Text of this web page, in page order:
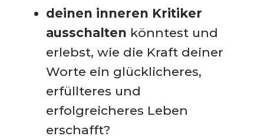
deinen inneren Kritiker
ausschalten könntest und
erlebst, wie die Kraft deiner
Worte ein glücklicheres,
erfüllteres und
erfolgreicheres Leben
erschafft?